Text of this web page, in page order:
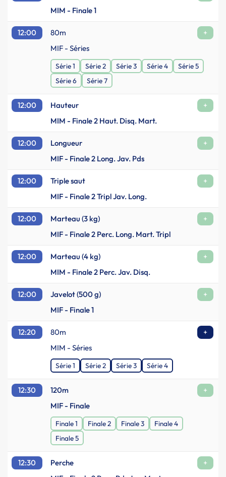
MIM - Finale 1
12:00 80m
+
MIF - Séries
Série 1 Série 2 Série 3 Série 4
Série 5
Série 6
Série 7
12:00 Hauteur
+
MIM - Finale 2 Haut. Disq. Mart.
12:00 Longueur
+
MIF - Finale 2 Long. Jav. Pds
12:00 Triple saut
+
MIF - Finale 2 Tripl Jav. Long.
12:00 Marteau (3 kg)
+
MIF - Finale 2 Perc. Long. Mart. Tripl
12:00 Marteau (4 kg)
+
MIM - Finale 2 Perc. Jav. Disq.
12:00 Javelot (500 g)
+
MIF - Finale 1
12:20 80m
+
MIM - Séries
Série 1 Série 2 Série 3 Série 4
12:30 120m
+
MIF - Finale
Finale 1 Finale 2 Finale 3
Finale 4
Finale 5
12:30 Perche
+